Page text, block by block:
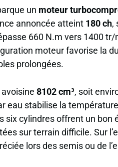
un moteur
annoncée atteint 180 ch,
660 N.m vers 1400
moteur favorise la
prolongées.
8102 cm³, soit
eau stabilise la
six cylindres offrent un bon
sur terrain difficile. Sur
lors des semis ou de